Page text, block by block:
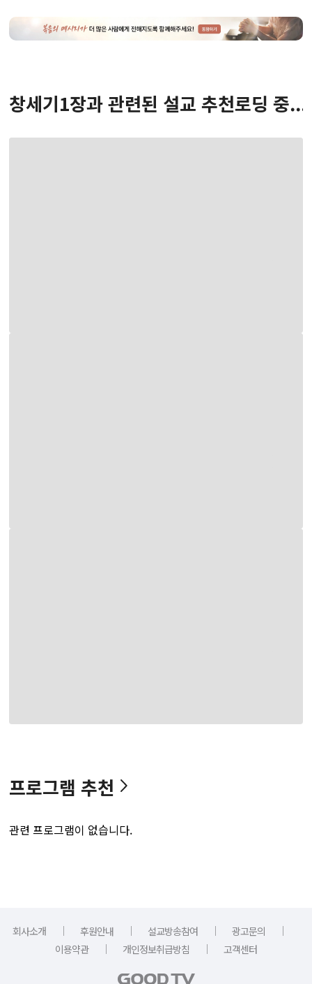
창세기1장과 관련된 설교 추천로딩 중...
프로그램 추천
관련 프로그램이 없습니다.
회사소개 ｜ 후원안내 ｜ 설교방송참여 ｜ 광고문의
｜
이용약관
｜ 개인정보취급방침 ｜ 고객센터